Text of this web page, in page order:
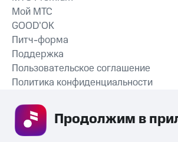
СКАЧАТЬ
Мой МТС
GOOD’OK
Питч-форма
Поддержка
Пользовательское соглашение
Политика конфиденциальности